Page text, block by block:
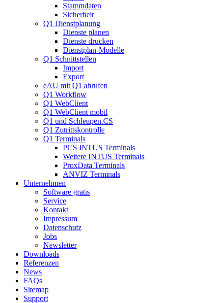
Stammdaten
Sicherheit
Q1 Dienstplanung
Dienste planen
Dienste drucken
Dienstplan-Modelle
Q1 Schnittstellen
Import
Export
eAU mit Q1 abrufen
Q1 Workflow
Q1 WebClient
Q1 WebClient mobil
Q1 und Schleupen.CS
Q1 Zutrittskontrolle
Q1 Terminals
PCS INTUS Terminals
Weitere INTUS Terminals
ProxData Terminals
ANVIZ Terminals
Unternehmen
Software gratis
Service
Kontakt
Impressum
Datenschutz
Jobs
Newsletter
Downloads
Referenzen
News
FAQs
Sitemap
Support